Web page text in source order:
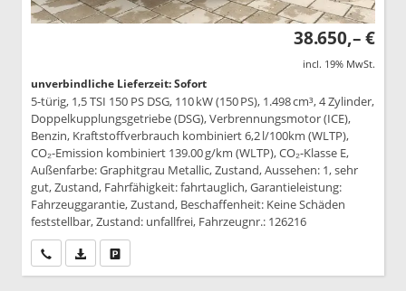
38.650,– €
incl. 19% MwSt.
unverbindliche Lieferzeit: Sofort
5-türig, 1,5 TSI 150 PS DSG, 110 kW (150 PS), 1.498 cm³, 4 Zylinder,
Doppelkupplungsgetriebe (DSG), Verbrennungsmotor (ICE),
Benzin, Kraftstoffverbrauch kombiniert 6,2 l/100km (WLTP),
CO₂-Emission kombiniert 139.00 g/km (WLTP), CO₂-Klasse E,
Außenfarbe: Graphitgrau Metallic, Zustand, Aussehen: 1, sehr
gut, Zustand, Fahrfähigkeit: fahrtauglich, Garantieleistung:
Fahrzeuggarantie, Zustand, Beschaffenheit: Keine Schäden
feststellbar, Zustand: unfallfrei, Fahrzeugnr.: 126216
Wir rufen Sie anPDF-Datei, Fahrzeugexposé drucken